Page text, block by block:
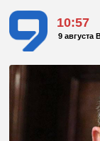
10:57
9 августа